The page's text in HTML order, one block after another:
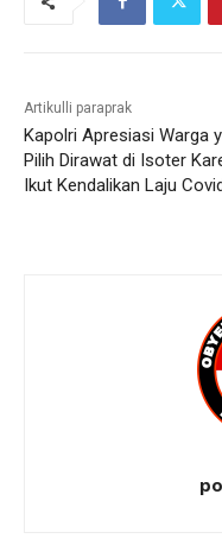
Artikulli paraprak
Kapolri Apresiasi Warga
Pilih Dirawat di Isoter
Ikut Kendalikan Laju